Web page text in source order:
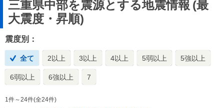
三重県中部を震源とする地震情報 (最
大震度・昇順)
震度別：
全て 2以上 3以上 4以上 5弱以上 5強以上
6弱以上 6強以上 7
1件～24件(全24件)